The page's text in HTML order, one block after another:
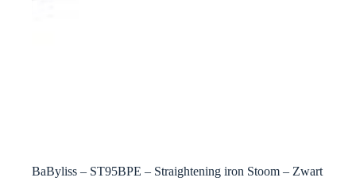
BaByliss – ST95BPE – Straightening iron Stoom – Zwart